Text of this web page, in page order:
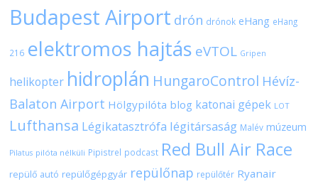
Budapest Airport drón drónok eHang eHang
216 elektromos hajtás eVTOL Gripen
helikopter hidroplán HungaroControl Hévíz-
Balaton Airport Hölgypilóta blog katonai gépek LOT
Lufthansa Légikatasztrófa légitársaság Malév múzeum
Pilatus pilóta nélküli Pipistrel podcast Red Bull Air Race
repülő autó repülőgépgyár repülőnap repülőtér Ryanair